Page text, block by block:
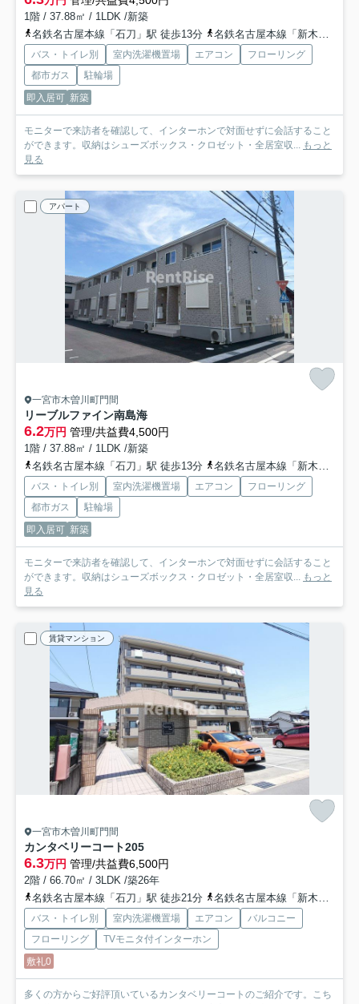
1階 / 37.88㎡ / 1LDK /新築
名鉄名古屋本線「石刀」駅 徒歩13分
名鉄名古屋本線「新木曽川」駅 徒歩24分
バス・トイレ別 室内洗濯機置場 エアコン
フローリング
都市ガス
駐輪場
即入居可 新築
モニターで来訪者を確認して、インターホンで対面せずに会話すること
ができます。収納はシューズボックス・クロゼット・全居室収... もっと
見る
アパート
一宮市木曽川町門間
リーブルファイン南島海
6.2万円 管理/共益費4,500円
1階 / 37.88㎡ / 1LDK /新築
名鉄名古屋本線「石刀」駅 徒歩13分
名鉄名古屋本線「新木曽川」駅 徒歩24分
バス・トイレ別 室内洗濯機置場 エアコン
フローリング
都市ガス
駐輪場
即入居可 新築
モニターで来訪者を確認して、インターホンで対面せずに会話すること
ができます。収納はシューズボックス・クロゼット・全居室収... もっと
見る
賃貸マンション
一宮市木曽川町門間
カンタベリーコート205
6.3万円 管理/共益費6,500円
2階 / 66.70㎡ / 3LDK /築26年
名鉄名古屋本線「石刀」駅 徒歩21分
名鉄名古屋本線「新木曽川」駅 徒歩28分
バス・トイレ別 室内洗濯機置場 エアコン
バルコニー
フローリング
TVモニタ付インターホン
敷礼0
多くの方からご好評頂いているカンタベリーコートのご紹介です。こち